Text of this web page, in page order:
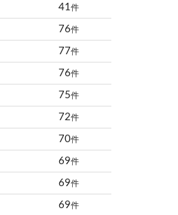
41 件
76件
77件
76件
75件
72件
70件
69件
69件
69件